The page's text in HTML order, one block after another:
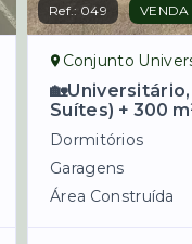
Ref.: 049 VENDA
Conjunto
🏡Universitário,
Suítes) + 300
Dormitórios
Garagens
Área Construída